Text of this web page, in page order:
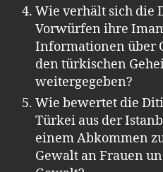
Wie verhält sich die
Vorwürfen ihre
Informationen über
den türkischen
weitergegeben?
Wie bewertet die
Türkei aus der
einem Abkommen
Gewalt an Frauen